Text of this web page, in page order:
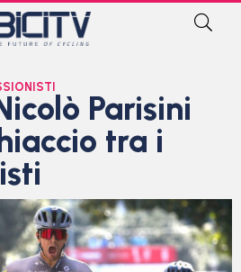
Parisini
tra i